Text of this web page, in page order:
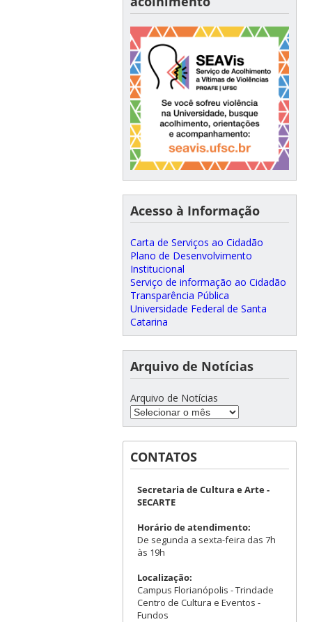
Acesso à Informação
Carta de Serviços ao Cidadão
Plano de Desenvolvimento
Institucional
Serviço de informação ao Cidadão
Transparência Pública
Universidade Federal de Santa
Catarina
Arquivo de Notícias
Arquivo de Notícias
CONTATOS
Secretaria de Cultura e Arte -
SECARTE
Horário de atendimento:
De segunda a sexta-feira das 7h
às 19h
Localização:
Campus Florianópolis - Trindade
Centro de Cultura e Eventos -
Fundos